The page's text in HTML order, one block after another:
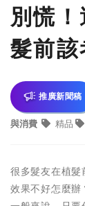
別慌
髮前該
推廣新聞稿
與消費 精品
很多髮友在植
效果不好怎麼辦